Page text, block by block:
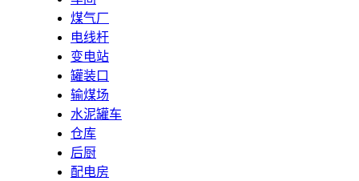
煤气厂
电线杆
变电站
罐装口
输煤场
水泥罐车
仓库
后厨
配电房